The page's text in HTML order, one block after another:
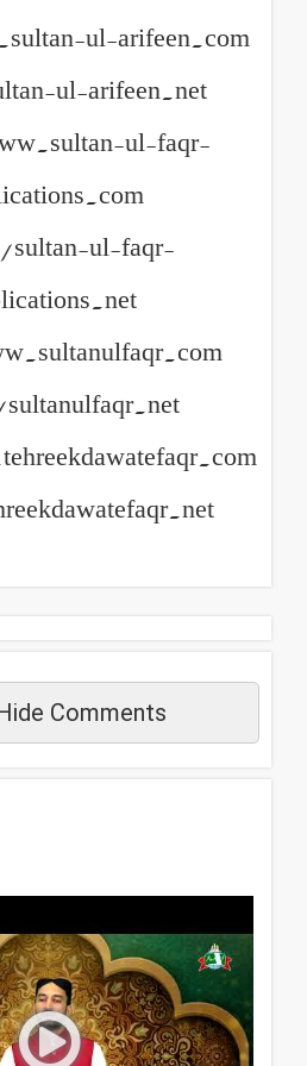
ul-arifeen.com
ul-arifeen.net
ul-faqr-
sultan-ul-faqr-
Comments